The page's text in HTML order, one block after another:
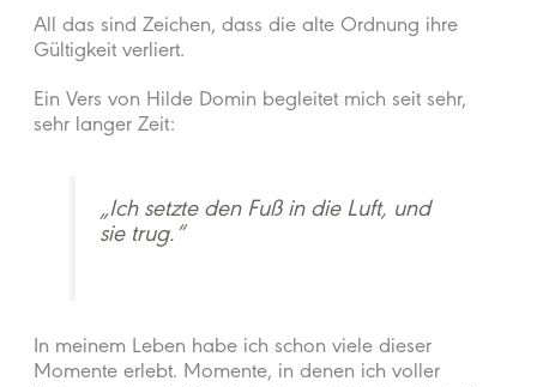
All das sind Zeichen, dass die alte Ordnung ihre
Gültigkeit verliert.
Ein Vers von Hilde Domin begleitet mich seit sehr,
sehr langer Zeit:
„Ich setzte den Fuß in die Luft, und
sie trug.“
In meinem Leben habe ich schon viele dieser
Momente erlebt. Momente, in denen ich voller